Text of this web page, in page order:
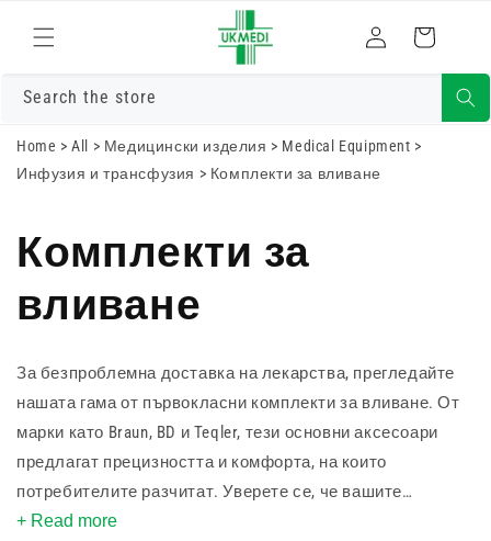
към
съдържанието
Влизам Количка
Search the store
Home >All > Медицински изделия > Medical Equipment >
Инфузия и трансфузия > Комплекти за вливане
Комплекти за
вливане
За безпроблемна доставка на лекарства, прегледайте
нашата гама от първокласни комплекти за вливане. От
марки като Braun, BD и Teqler, тези основни аксесоари
предлагат прецизността и комфорта, на които
потребителите разчитат. Уверете се, че вашите
пациенти разполагат с правилния комплект за инфузия,
+ Read more